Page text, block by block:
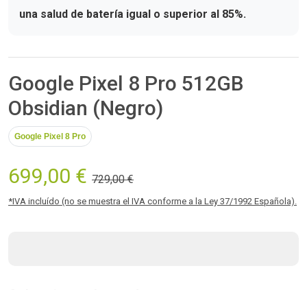
una salud de batería igual o superior al 85%.
Google Pixel 8 Pro 512GB
Obsidian (Negro)
Google Pixel 8 Pro
699,00 € 729,00 €
*IVA incluído (no se muestra el IVA conforme a la Ley 37/1992 Española).